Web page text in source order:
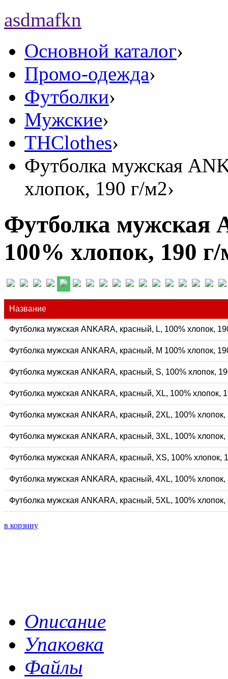
asdmafkn
Основной каталог›
Промо-одежда›
Футболки›
Мужские›
THClothes›
Футболка мужская
хлопок, 190 г/м2›
Футболка мужская
100% хлопок, 190
Название
Футболка мужская ANKARA, красный, L, 100% хлопок,
Футболка мужская ANKARA, красный, M 100% хлопок,
Футболка мужская ANKARA, красный, S, 100% хлопок,
Футболка мужская ANKARA, красный, XL, 100% хлопок,
Футболка мужская ANKARA, красный, 2XL, 100% хлопок,
Футболка мужская ANKARA, красный, 3XL, 100% хлопок,
Футболка мужская ANKARA, красный, XS, 100% хлопок,
Футболка мужская ANKARA, красный, 4XL, 100% хлопок,
Футболка мужская ANKARA, красный, 5XL, 100% хлопок,
в корзину
Описание
Упаковка
Файлы